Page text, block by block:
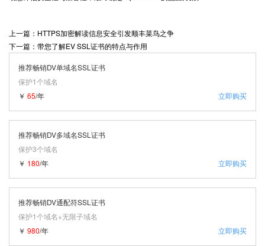
上一篇：HTTPS加密解读信息安全引发顺丰菜鸟之争
下一篇：带您了解EV SSL证书的特点与作用
推荐畅销DV单域名SSL证书
保护1个域名
立即购买
￥ 65/年
推荐畅销DV多域名SSL证书
保护3个域名
立即购买
￥ 180/年
推荐畅销DV通配符SSL证书
保护1个域名+无限子域名
立即购买
￥ 980/年